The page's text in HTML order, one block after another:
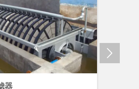
纤维转盘过滤器
